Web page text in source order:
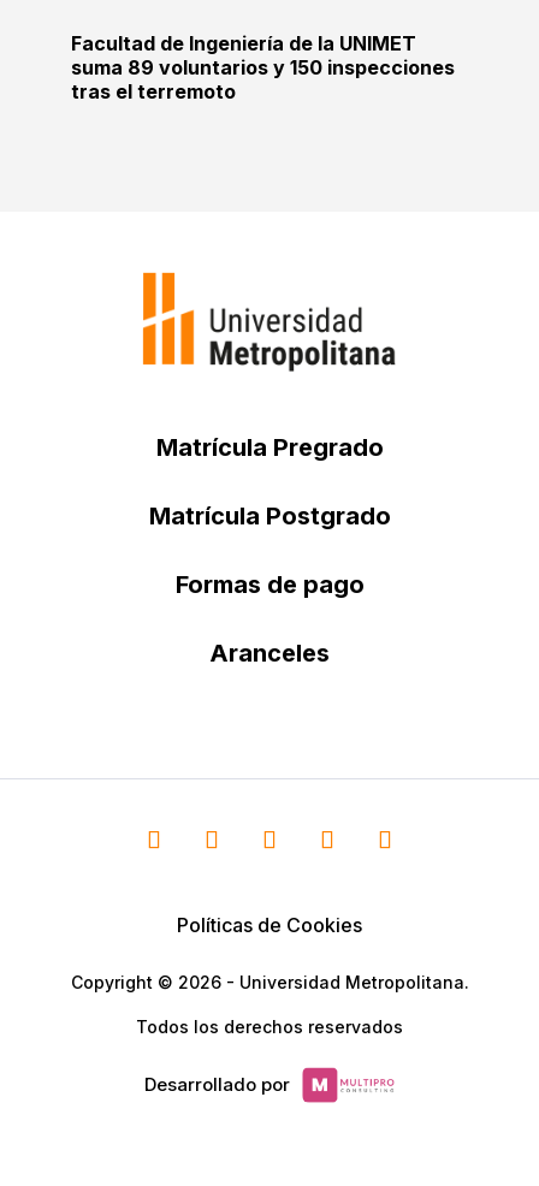
Facultad de Ingeniería de la UNIMET
suma 89 voluntarios y 150 inspecciones
tras el terremoto
Matrícula Pregrado
Matrícula Postgrado
Formas de pago
Aranceles
Políticas de Cookies
Copyright © 2026 - Universidad Metropolitana.
Todos los derechos reservados
Desarrollado por